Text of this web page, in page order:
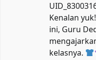
Kenalan yuk!
ini, Guru
kelasnya.